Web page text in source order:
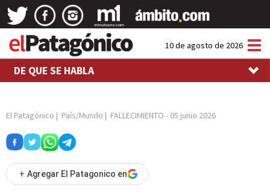
10 de agosto de 2026
DE QUE SE HABLA
El Patagónico | País/Mundo | FALLECIMIENTO - 05 junio 2026
+ Agregar El Patagonico en